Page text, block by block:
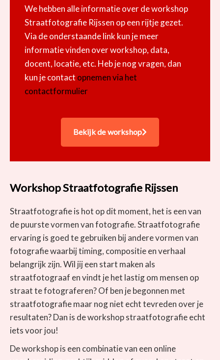
We hebben alle informatie over de workshop
Straatfotografie Rijssen op een rijtje gezet.
Via de onderstaande link kun je meer
informatie vinden over workshop, data,
docent, locatie, etc. Heb je nog vragen, dan
kun je contact opnemen via het
contactformulier
Bekijk de workshop
Workshop Straatfotografie Rijssen
Straatfotografie is hot op dit moment, het is een van
de puurste vormen van fotografie. Straatfotografie
ervaring is goed te gebruiken bij andere vormen van
fotografie waarbij timing, compositie en verhaal
belangrijk zijn. Wil jij een start maken als
straatfotograaf en vindt je het lastig om mensen op
straat te fotograferen? Of ben je begonnen met
straatfotografie maar nog niet echt tevreden over je
resultaten? Dan is de workshop straatfotografie echt
iets voor jou!
De workshop is een combinatie van een online